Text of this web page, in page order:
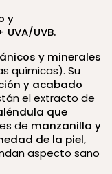
y
UVB.
y minerales
químicas). Su
y acabado
el extracto de
que
de manzanilla y
de la piel,
aspecto sano